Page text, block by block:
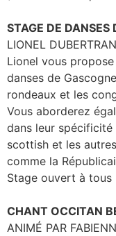
STAGE DE DANSES
LIONEL
Lionel vous
danses de
rondeaux et les
Vous aborderez
dans leur spécificité
scottish et les
comme la
Stage ouvert à tous
CHANT OCCITAN
ANIMÉ PAR